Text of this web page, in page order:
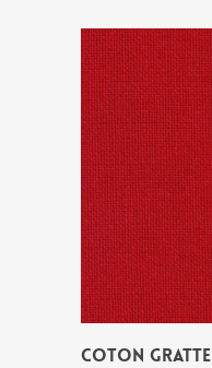
COTON GRATTE